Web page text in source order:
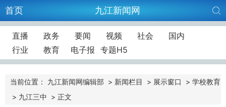
首页 九江新闻网
直播 政务 要闻 视频 社会
国内
行业
教育 电子报 专题H5
当前位置： 九江新闻网编辑部 > 新闻栏目 > 展示窗口 > 学校教育
> 九江三中 > 正文